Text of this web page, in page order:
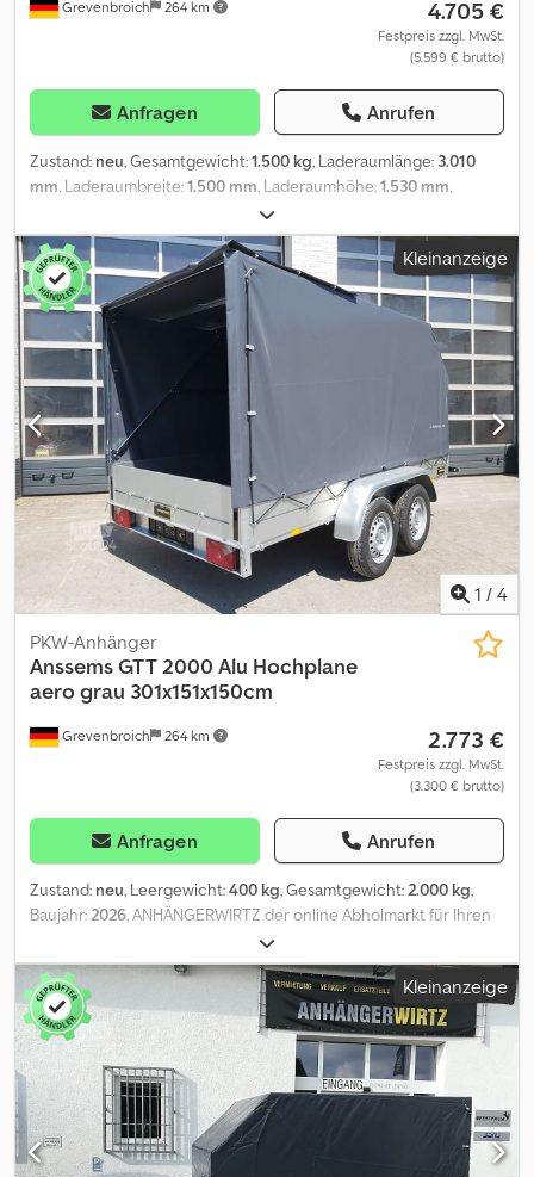
Grevenbroich 264 km 4.705 €
Festpreis zzgl. MwSt.
(5.599 € brutto)
Anfragen Anrufen
Zustand: neu, Gesamtgewicht:1.500 kg, Laderaumlänge: 3.010
mm, Laderaumbreite:1.500 mm, Laderaumhöhe:1.530 mm,
, AKTION Deckel Anhänger viel Funktion in einem. für
alle lagernden Anhänger! Der online Abholmarkt für Ihren neuen
Anhänger bietet starke Markenfabrikate direkt zum mitnehmen!
über 850 Neuanhänger auf Lager über 100 gebrauchte Anhänger
ständig im Angebot mit umfangreichem Zubehör auf Lager
unverbindliches Beispiel: ALUBOXX Deckelanhänger GTB 1500
VT3 Ultra Low 301x151x153cm LED black deal Modell 2025
Deckelanhänger GTB 1500 VT3 301x151x153 cm 1500kg gebremst
Tieflader Einachs V Fahrgestell ultra low, Bereifung 185/60 R 12
Stahlfelge black, Aufbau erhöhte Alubordwände inkl. Zurrsystem
mit Ringösen, Deckel abschließbar mit Reling und Hebehilfe,
Heckrampe abschließbar abnehmbar, LED Beleuchtung, Stützrad,
Heckstützen..... Optionen 100km/H Tuning +299,- Reserverad mit
Halter 299,- Crjdpfx Aezpww Njb Hsf Motorrad Halterung ab 109,-
Telefonische Bestellung zu unseren Öffnungszeiten MO. - FR. 08.
00 - 12. 30 UHR 14. 00 - 18. 00 UHR oder rund um die Uhr über
unseren Onlineshop auf trailershop de 07-26 Artikel Nr.: 1.10.1.1207.11
Kleinanzeige
1 / 4
Grevenbroich 264 km
PKW-Anhänger
AnssemsGTT 2000 Alu Hochplane
aero grau 301x151x150cm
2.773 €
Festpreis zzgl. MwSt.
(3.300 € brutto)
Anfragen Anrufen
Zustand: neu, Leergewicht:400 kg, Gesamtgewicht: 2.000 kg,
Baujahr: 2026 , ANHÄNGERWIRTZ der online Abholmarkt für Ihren
neuen Anhänger bietet starke Markenfabrikate! über 850
Neuanhänger auf Lager über 130 gebrauchte Anhänger ständig
im Angebot Verkauf rund um die Uhr über unseren Onlineshop
auf trailershop de Credpfxezpwwve Ab Hef unverbindliches
Beispiel: Aktion solange der Vorrat reicht ! ALULINER PLANEN
ANHÄNGER GTT 2000 301X151X150CM PLANE GRAU SCHRÄG (M)
2000KG AKTION Tieflader offener Kasten GTT 2000
301x151x30cm Tandem Tieflader Fahrgestell gebremst mit V
Deichsel durchgehend, Alubordwände eloxiert, Spriegel Stahl mit
Plane ( aero) für Innenhöhe 150cm lose zur Selbstmontage, Sieke
Kleinanzeige